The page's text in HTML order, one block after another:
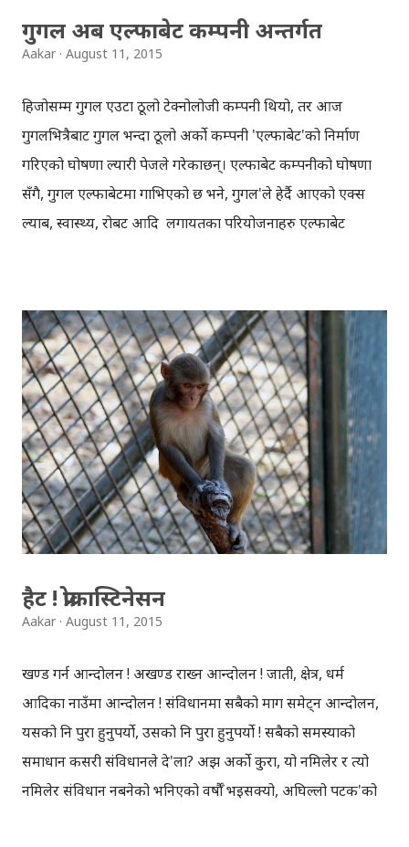
गुगल अब एल्फाबेट कम्पनी अन्तर्गत
Aakar August 11, 2015
हिजोसम्म गुगल एउटा ठूलो टेक्नोलोजी कम्पनी थियो, तर आज
गुगलभित्रैबाट गुगल भन्दा ठूलो अर्को कम्पनी 'एल्फाबेट'को निर्माण
गरिएको घोषणा ल्यारी पेजले गरेकाछन्। एल्फाबेट कम्पनीको घोषणा
सँगै, गुगल एल्फाबेटमा गाभिएको छ भने, गुगल'ले हेर्दै आएको एक्स
ल्याब, स्वास्थ्य, रोबट आदि लगायतका परियोजनाहरु एल्फाबेट
घोषणा सँगै, गुगलका सम्पूर्ण सेयरहरु एल्फाबेटमा सरेको छ ।
एल्फाबेटको सिइओ ल्यारी पेज आफैँ रहेकाछन् । क्रोम, एन्ड्रोइड आदि
हेर्दै आएका सुन्दर पिचाइ, गुगलको नयाँ सिइओ नियुक्त भएका छन् ।
एल्फाबेट अन्तर्गत गुगल लगायतका अन्य धेरै कम्पनीहरु हुनेछन् ।
ल्यारी पेजका अनुसार, ती सबै कम्पनीमा छुट्टाछुट्टै सिइओ हुनेछन्,
सुपेरिवेक्षण तथा लगानी भने एल्फाबेटले गर्नेछ । अब गुगल होइन,
एल्फाबेट कम्पनी भन्ने गरौँ। ➤ आकारपोष्ट एन्ड्रोइड एप् डाउनलोड गर्नुस्
।
हैट ! प्रोक्रास्टिनेसन
Aakar August 11, 2015
खण्ड गर्न आन्दोलन ! अखण्ड राख्न आन्दोलन ! जाती, क्षेत्र, धर्म
आदिका नाउँमा आन्दोलन ! संविधानमा सबैको माग समेट्न आन्दोलन,
यसको नि पुरा हुनुपर्यो, उसको नि पुरा हुनुपर्यो ! सबैको समस्याको
समाधान कसरी संविधानले दे'ला? अझ अर्को कुरा, यो नमिलेर र त्यो
नमिलेर संविधान नबनेको भनिएको वर्षौँ भइसक्यो, अघिल्लो पटक'को